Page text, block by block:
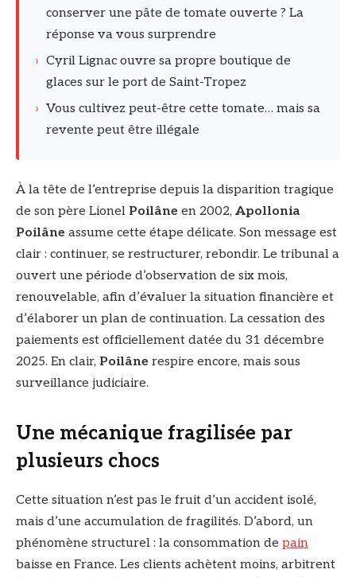
conserver une pâte de tomate ouverte ? La
réponse va vous surprendre
› Cyril Lignac ouvre sa propre boutique de
glaces sur le port de Saint-Tropez
› Vous cultivez peut-être cette tomate… mais sa
revente peut être illégale
À la tête de l’entreprise depuis la disparition tragique
de son père Lionel Poilâne en 2002, Apollonia
Poilâne assume cette étape délicate. Son message est
clair : continuer, se restructurer, rebondir. Le tribunal a
ouvert une période d’observation de six mois,
renouvelable, afin d’évaluer la situation financière et
d’élaborer un plan de continuation. La cessation des
paiements est officiellement datée du 31 décembre
2025. En clair, Poilâne respire encore, mais sous
surveillance judiciaire.
Une mécanique fragilisée par
plusieurs chocs
Cette situation n’est pas le fruit d’un accident isolé,
mais d’une accumulation de fragilités. D’abord, un
phénomène structurel : la consommation de pain
baisse en France. Les clients achètent moins, arbitrent